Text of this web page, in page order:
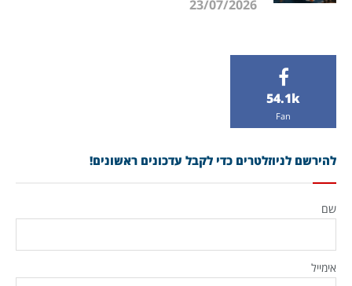
54.1k
Fan
להירשם לניוזלטרים כדי לקבל עדכונים ראשונים!
שם
אימייל